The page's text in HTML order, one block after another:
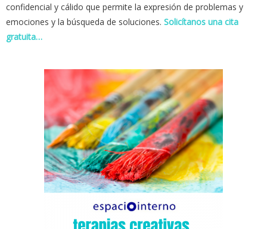
confidencial y cálido que permite la expresión de problemas y
emociones y la búsqueda de soluciones. Solicítanos una cita
gratuita…